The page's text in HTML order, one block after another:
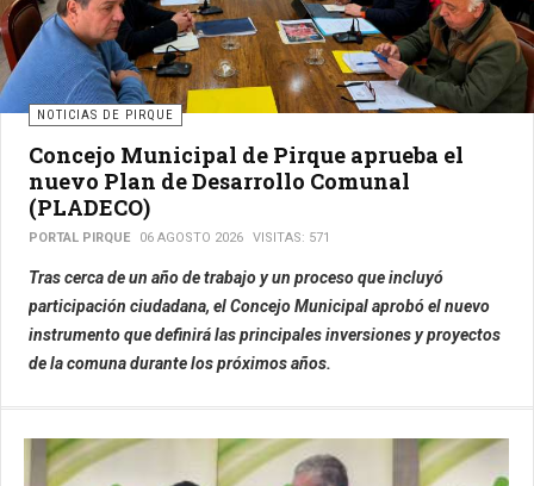
NOTICIAS DE PIRQUE
Concejo Municipal de Pirque aprueba el
nuevo Plan de Desarrollo Comunal
(PLADECO)
PORTAL PIRQUE 06 AGOSTO 2026 VISITAS: 571
Tras cerca de un año de trabajo y un proceso que incluyó
participación ciudadana, el Concejo Municipal aprobó el nuevo
instrumento que definirá las principales inversiones y proyectos
de la comuna durante los próximos años.